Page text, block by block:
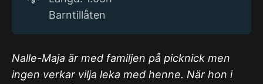
Barntillåten
Nalle-Maja är med familjen på picknick men
ingen verkar vilja leka med henne. När hon i